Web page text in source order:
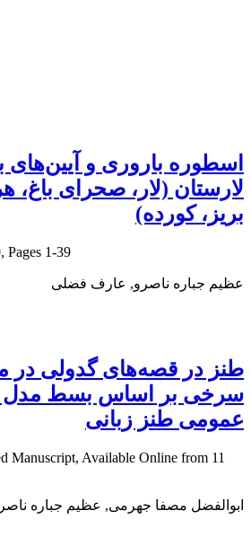
اسطوره‌ باروری و آیین‌های
لارستان (لار، صحرای باغ،
بریز، کورده)
Pages 1-39
عظیم جباره ناصرو, عارف فضلی
طنز در قصه‌های گدولی در
سرخی بر اساس بسط مدل
عمومی طنز زبانی
Manuscript, Available Online from 11
ابوالفضل مصفا جهرمی, عظیم جباره